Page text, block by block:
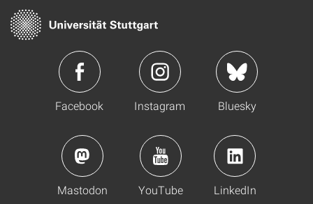
Facebook Instagram Bluesky
Mastodon YouTube LinkedIn